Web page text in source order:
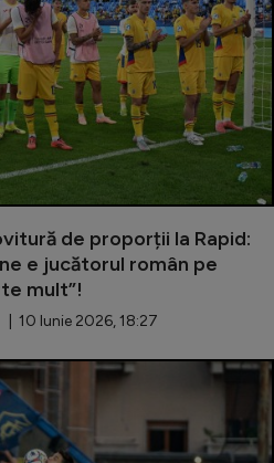
de proporții la Rapid:
e jucătorul român pe
mult”!
10 Iunie 2026, 18:27